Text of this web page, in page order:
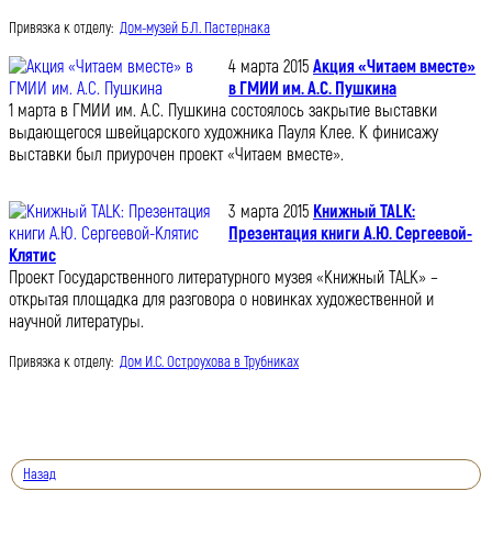
Привязка к отделу: Дом-музей Б.Л. Пастернака
4 марта 2015 Акция «Читаем вместе»
в ГМИИ им. А.С. Пушкина
1 марта в ГМИИ им. А.С. Пушкина состоялось закрытие выставки
выдающегося швейцарского художника Пауля Клее. К финисажу
выставки был приурочен проект «Читаем вместе».
3 марта 2015 Книжный TALK:
Презентация книги А.Ю. Сергеевой-
Клятис
Проект Государственного литературного музея «Книжный TALK» –
открытая площадка для разговора о новинках художественной и
научной литературы.
Привязка к отделу: Дом И.С. Остроухова в Трубниках
Назад